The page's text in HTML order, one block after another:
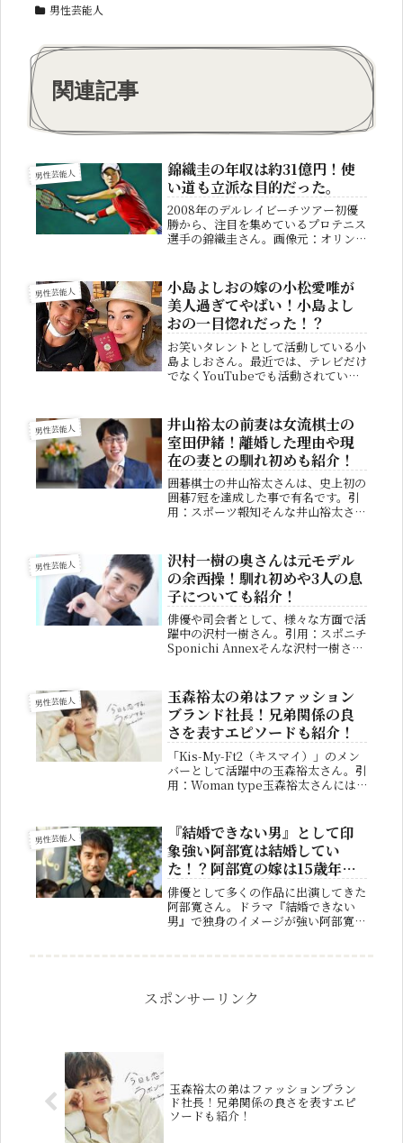
男性芸能人
関連記事
男性芸能人
錦織圭の年収は約31億円！使
い道も立派な目的だった。
2008年のデルレイビーチツアー初優
勝から、注目を集めているプロテニス
選手の錦織圭さん。画像元：オリンピ
る全仏オープン出場に向けてリハビリ
中です。錦織圭さんは年収も相当な...
男性芸能人
小島よしおの嫁の小松愛唯が
美人過ぎてやばい！小島よし
おの一目惚れだった！？
お笑いタレントとして活動している小
島よしおさん。最近では、テレビだけ
でなくYouTubeでも活動されてい
すが、既に結婚されていることをご存
じでしょうか？今回は、小島よしお
さ...
男性芸能人
井山裕太の前妻は女流棋士の
室田伊緒！離婚した理由や現
在の妻との馴れ初めも紹介！
囲碁棋士の井山裕太さんは、史上初の
囲碁7冠を達成した事で有名です。引
用：スポーツ報知そんな井山裕太さん
現在の奥さんは、どのような人物なの
でしょうか？今回は井山裕太さんの結
婚...
男性芸能人
沢村一樹の奥さんは元モデル
の余西操！馴れ初めや3人の息
子についても紹介！
俳優や司会者として、様々な方面で活
躍中の沢村一樹さん。引用：スポニチ
Sponichi Annexそんな沢村一樹さん
しょうか？そこで今回は奥さんに関す
る情報や馴れ初めなどを...
男性芸能人
玉森裕太の弟はファッション
ブランド社長！兄弟関係の良
さを表すエピソードも紹介！
「Kis-My-Ft2（キスマイ）」のメン
バーとして活躍中の玉森裕太さん。引
用：Woman type玉森裕太さんには4
か、気になる人も多い事でしょう。そ
こで今回は玉森裕太さ...
男性芸能人
『結婚できない男』として印
象強い阿部寛は結婚してい
た！？阿部寛の嫁は15歳年下
の美人女性！
俳優として多くの作品に出演してきた
阿部寛さん。ドラマ『結婚できない
男』で独身のイメージが強い阿部寛さ
誰？ど...
スポンサーリンク
玉森裕太の弟はファッションブラン
ド社長！兄弟関係の良さを表すエピ
ソードも紹介！